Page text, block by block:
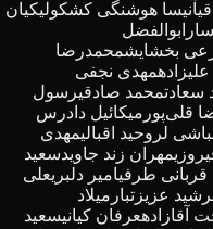
آنیسا هوشنگی کشکولیکیان
ابوالفضل
بخشایشمحمدرضا
مهدی نجفی
سعادتمحمد صادقیرسول
قلی‌پور میکائیل دادرس
لر وحید اقبالیمهدی
مهران زند جاویدسعید
طرفیامیر دلبریعلی
عزیزتبار میلاد
آقازادهعرفان کیانیسعید